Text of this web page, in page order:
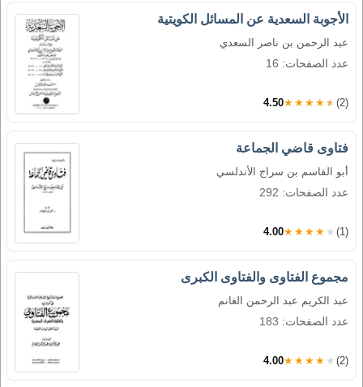
الأجوبة السعدية عن المسائل الكويتية
عبد الرحمن بن ناصر السعدي
عدد الصفحات: 16
4.50★★★★★ (2)
فتاوى قاضي الجماعة
أبو القاسم بن سراج الأندلسي
عدد الصفحات: 292
4.00★★★★★ (1)
مجموع الفتاوى والفتاوى الكبرى
عبد الكريم عبد الرحمن الغانم
عدد الصفحات: 183
4.00★★★★★ (2)